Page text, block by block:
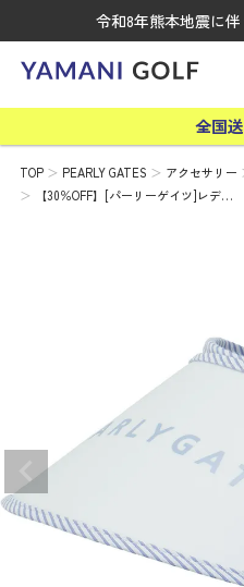
令和8年熊本地震に
全国
TOP PEARLY GATES アクセサリー
【30％OFF】[パーリーゲイツ]レデ…